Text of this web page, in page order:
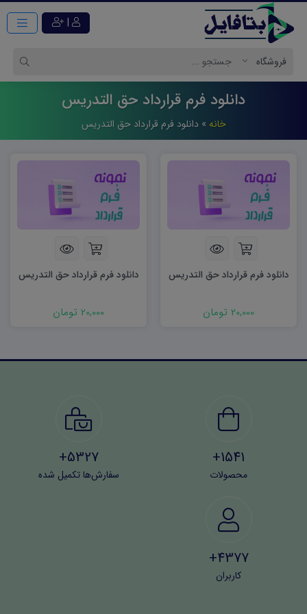
|
دانلود فرم قرارداد حق التدريس
خانه »دانلود فرم قرارداد حق التدريس
دانلود فرم قرارداد حق التدریس
20,000 تومان
دانلود فرم قرارداد حق التدریس
20,000 تومان
1541+
محصولات
5327+
سفارش‌ها تکمیل شده
4377+
کاربران